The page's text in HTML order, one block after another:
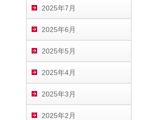
2025年7月
2025年6月
2025年5月
2025年4月
2025年3月
2025年2月